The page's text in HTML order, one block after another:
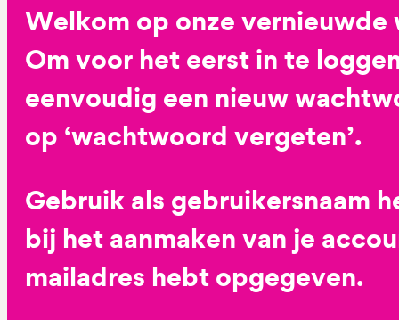
Welkom op onze vernieuwde
Om voor het eerst in te
eenvoudig een nieuw
op ‘wachtwoord vergeten’.
Gebruik als gebruikersnaam
bij het aanmaken van je
mailadres hebt opgegeven.